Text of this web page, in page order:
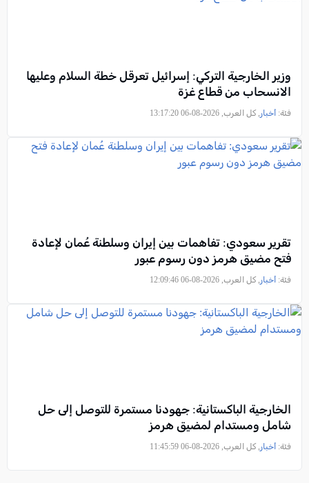
وزير الخارجية التركي: إسرائيل تعرقل خطة السلام وعليها
الانسحاب من قطاع غزة
فئة: أخبار , كل العرب, 2026-08-06 13:17:20
تقرير سعودي: تفاهمات بين إيران وسلطنة عُمان لإعادة
فتح مضيق هرمز دون رسوم عبور
فئة: أخبار , كل العرب, 2026-08-06 12:09:46
الخارجية الباكستانية: جهودنا مستمرة للتوصل إلى حل
شامل ومستدام لمضيق هرمز
فئة: أخبار , كل العرب, 2026-08-06 11:45:59